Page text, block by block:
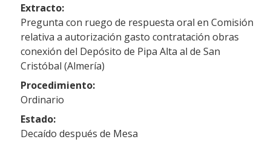
Extracto:
Pregunta con ruego de respuesta oral en Comisión
relativa a autorización gasto contratación obras
conexión del Depósito de Pipa Alta al de San
Cristóbal (Almería)
Procedimiento:
Ordinario
Estado:
Decaído después de Mesa